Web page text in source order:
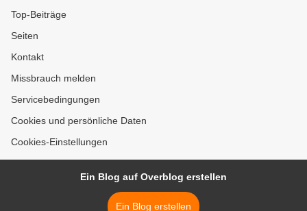
Top-Beiträge
Seiten
Kontakt
Missbrauch melden
Servicebedingungen
Cookies und persönliche Daten
Cookies-Einstellungen
Ein Blog auf Overblog erstellen
Ein Blog erstellen